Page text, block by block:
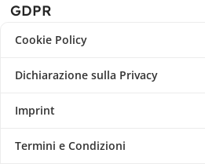
GDPR
Cookie Policy
Dichiarazione sulla Privacy
Imprint
Termini e Condizioni